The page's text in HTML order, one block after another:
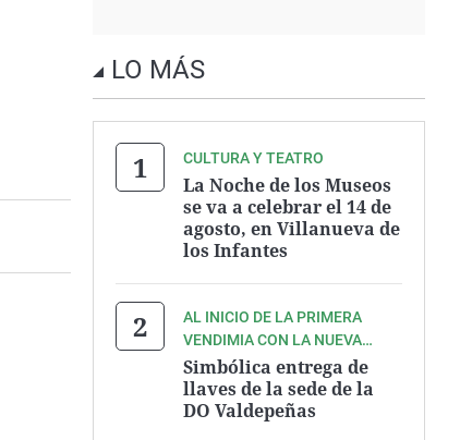
LO MÁS
CULTURA Y TEATRO
La Noche de los Museos
se va a celebrar el 14 de
agosto, en Villanueva de
los Infantes
AL INICIO DE LA PRIMERA
VENDIMIA CON LA NUEVA
INTERPROFESIONAL
Simbólica entrega de
llaves de la sede de la
DO Valdepeñas